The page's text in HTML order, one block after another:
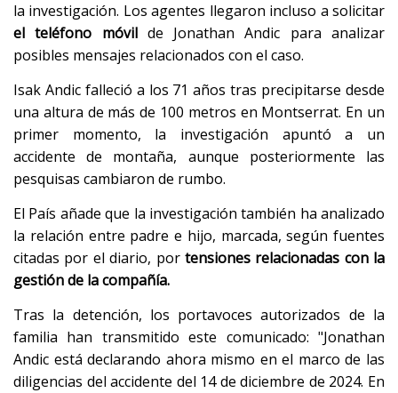
la investigación. Los agentes llegaron incluso a solicitar
el teléfono móvilde Jonathan Andic para analizar
posibles mensajes relacionados con el caso.
Isak Andic falleció a los 71 años tras precipitarse desde
una altura de más de 100 metros en Montserrat. En un
primer momento, la investigación apuntó a un
accidente de montaña, aunque posteriormente las
pesquisas cambiaron de rumbo.
El País añade que la investigación también ha analizado
la relación entre padre e hijo, marcada, según fuentes
citadas por el diario, por tensiones relacionadas con la
gestión de la compañía.
Tras la detención, los portavoces autorizados de la
familia han transmitido este comunicado: "Jonathan
Andic está declarando ahora mismo en el marco de las
diligencias del accidente del 14 de diciembre de 2024. En